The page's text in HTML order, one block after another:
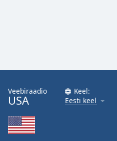
Family
Reset
Close
Modal
Dialog
Veebiraadio
USA
Keel:
Eesti keel